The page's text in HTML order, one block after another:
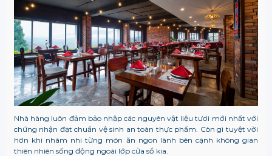
Nhà hàng luôn đảm bảo nhập các nguyên vật liệu tươi mới nhất với
chứng nhận đạt chuẩn vệ sinh an toàn thực phẩm. Còn gì tuyệt vời
hơn khi nhâm nhi từng món ăn ngon lành bên cạnh không gian
thiên nhiên sống động ngoài lớp cửa sổ kia.